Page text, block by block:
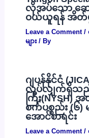
လိုအပ်သော ဆေ
ဝယ်ယူရန် အိတ်ဖွ
Leave a Comment /
များ/ By
ဂျပန်နိုင်ငံ
လုပ်လျှက်ရှိသ
ကြီး
စက်ပစ္စည်း (၆)
အောင်စာရင်း
Leave a Comment /